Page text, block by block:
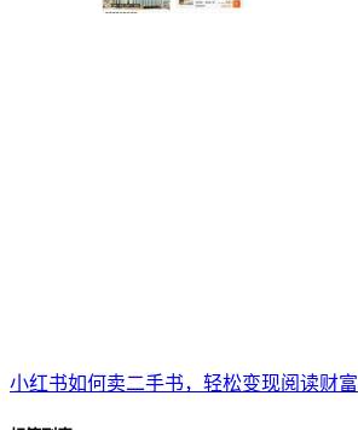
小红书如何卖二手书，轻松变现阅读财富